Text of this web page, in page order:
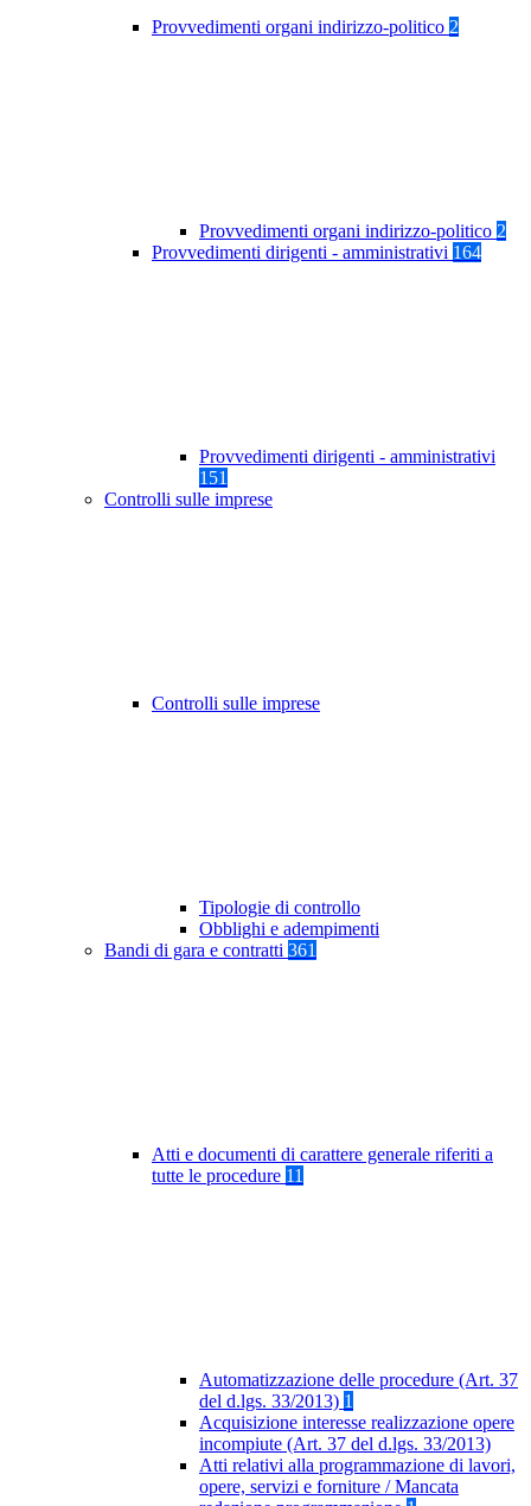
Provvedimenti organi indirizzo-politico 2
Provvedimenti organi indirizzo-politico 2
Provvedimenti dirigenti - amministrativi 164
Provvedimenti dirigenti - amministrativi
151
Controlli sulle imprese
Controlli sulle imprese
Tipologie di controllo
Obblighi e adempimenti
Bandi di gara e contratti 361
Atti e documenti di carattere generale riferiti a
tutte le procedure 11
Automatizzazione delle procedure (Art. 37
del d.lgs. 33/2013) 1
Acquisizione interesse realizzazione opere
incompiute (Art. 37 del d.lgs. 33/2013)
Atti relativi alla programmazione di lavori,
opere, servizi e forniture / Mancata